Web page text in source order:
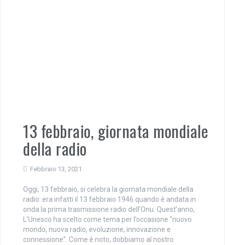
13 febbraio, giornata mondiale
della radio
Febbraio 13, 2021
Oggi, 13 febbraio, si celebra la giornata mondiale della
radio: era infatti il 13 febbraio 1946 quando è andata in
onda la prima trasmissione radio dell’Onu. Quest’anno,
L’Unesco ha scelto come tema per l’occasione “nuovo
mondo, nuova radio, evoluzione, innovazione e
connessione”. Come è noto, dobbiamo al nostro